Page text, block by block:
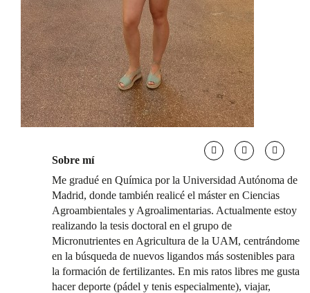
Sobre mí
Me gradué en Química por la Universidad Autónoma de
Madrid, donde también realicé el máster en Ciencias
Agroambientales y Agroalimentarias. Actualmente estoy
realizando la tesis doctoral en el grupo de
Micronutrientes en Agricultura de la UAM, centrándome
en la búsqueda de nuevos ligandos más sostenibles para
la formación de fertilizantes. En mis ratos libres me gusta
hacer deporte (pádel y tenis especialmente), viajar,